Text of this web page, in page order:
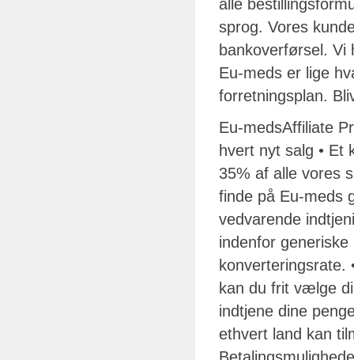
alle
sprog. Vores
bankoverførsel. Vi
Eu-meds er lige
forretningsplan.
Eu-medsAffiliate
hvert nyt salg •
35% af alle vores
finde på Eu-meds
vedvarende
indenfor
konverteringsrate.
kan du frit vælge
indtjene dine
ethvert land kan